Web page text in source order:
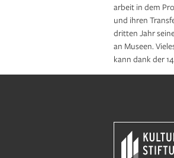
arbeit in dem
und ihren
dritten Jahr
an Museen.
kann dank der